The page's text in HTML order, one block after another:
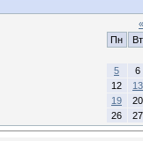
«
Пн
Вт
5
6
12
13
19
20
26
27